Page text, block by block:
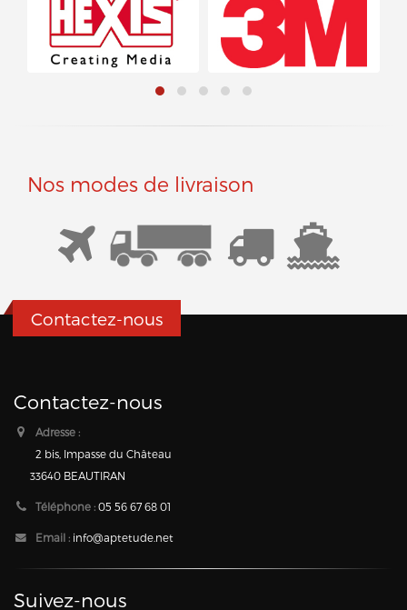
Nos modes de livraison
Contactez-nous
Contactez-nous
Adresse :
2 bis, Impasse du Château
33640 BEAUTIRAN
Téléphone : 05 56 67 68 01
Email : info@aptetude.net
Suivez-nous